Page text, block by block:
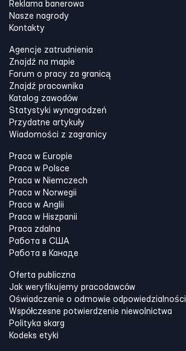
Reklama banerowa
Nasze nagrody
Kontakty
Agencje zatrudnienia
Znajdź na mapie
Forum o pracy za granicą
Znajdź pracownika
Katalog zawodów
Statystyki wynagrodzeń
Przydatne artykuły
Wiadomości z zagranicy
Praca w Europie
Praca w Polsce
Praca w Niemczech
Praca w Norwegii
Praca w Anglii
Praca w Hiszpanii
Praca zdalna
Работа в США
Работа в Канадe
Oferta publiczna
Jak weryfikujemy pracodawców
Oświadczenie o odmowie odpowiedzialności
Współczesne potwierdzenie niewolnictwa
Polityka skarg
Kodeks etyki